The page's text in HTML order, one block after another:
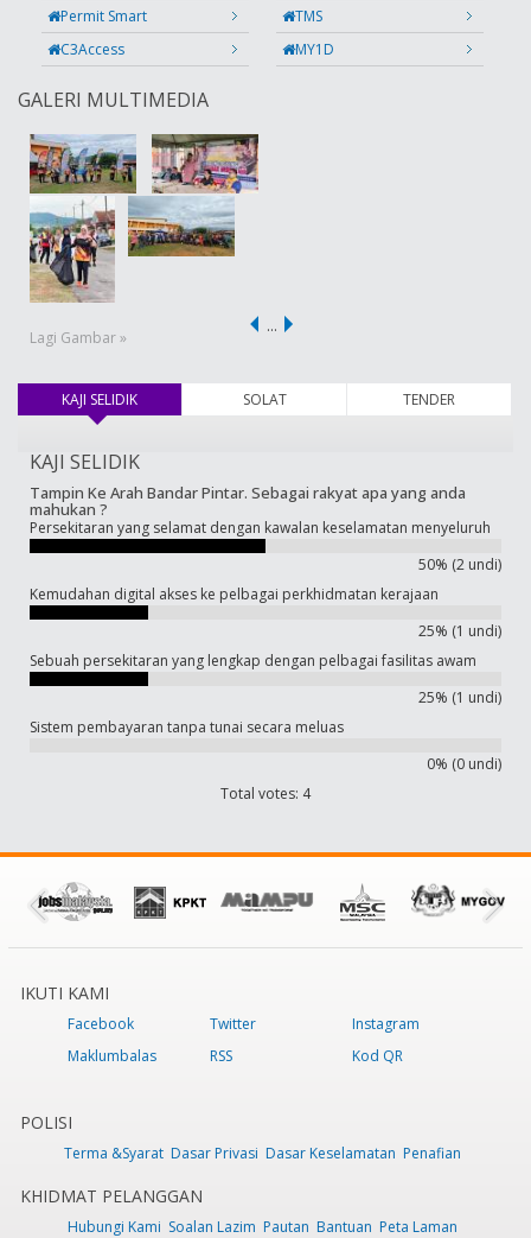
Permit Smart
TMS
C3Access
MY1D
GALERI MULTIMEDIA
Lagi Gambar »
…
KAJI SELIDIK(tab aktif) SOLAT TENDER
KAJI SELIDIK
Tampin Ke Arah Bandar Pintar. Sebagai rakyat apa yang anda
mahukan ?
Persekitaran yang selamat dengan kawalan keselamatan menyeluruh
50% (2 undi)
Kemudahan digital akses ke pelbagai perkhidmatan kerajaan
25% (1 undi)
Sebuah persekitaran yang lengkap dengan pelbagai fasilitas awam
25% (1 undi)
Sistem pembayaran tanpa tunai secara meluas
0% (0 undi)
Total votes: 4
IKUTI KAMI
Facebook Twitter
Instagram
Maklumbalas
RSS Kod QR
POLISI
Terma &Syarat Dasar Privasi Dasar Keselamatan Penafian
KHIDMAT PELANGGAN
Hubungi Kami Soalan Lazim Pautan Bantuan Peta Laman